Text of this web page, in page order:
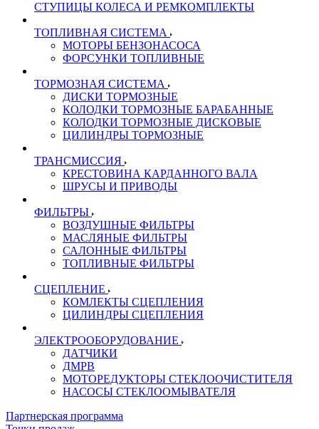
СТУПИЦЫ КОЛЕСА И РЕМКОМПЛЕКТЫ
ТОПЛИВНАЯ СИСТЕМА
МОТОРЫ БЕНЗОНАСОСА
ФОРСУНКИ ТОПЛИВНЫЕ
ТОРМОЗНАЯ СИСТЕМА
ДИСКИ ТОРМОЗНЫЕ
КОЛОДКИ ТОРМОЗНЫЕ БАРАБАННЫЕ
КОЛОДКИ ТОРМОЗНЫЕ ДИСКОВЫЕ
ЦИЛИНДРЫ ТОРМОЗНЫЕ
ТРАНСМИССИЯ
КРЕСТОВИНА КАРДАННОГО ВАЛА
ШРУСЫ И ПРИВОДЫ
ФИЛЬТРЫ
ВОЗДУШНЫЕ ФИЛЬТРЫ
МАСЛЯНЫЕ ФИЛЬТРЫ
САЛОННЫЕ ФИЛЬТРЫ
ТОПЛИВНЫЕ ФИЛЬТРЫ
СЦЕПЛЕНИЕ
КОМЛЕКТЫ СЦЕПЛЕНИЯ
ЦИЛИНДРЫ СЦЕПЛЕНИЯ
ЭЛЕКТРООБОРУДОВАНИЕ
ДАТЧИКИ
ДМРВ
МОТОРЕДУКТОРЫ СТЕКЛООЧИСТИТЕЛЯ
НАСОСЫ СТЕКЛООМЫВАТЕЛЯ
Партнерская программа